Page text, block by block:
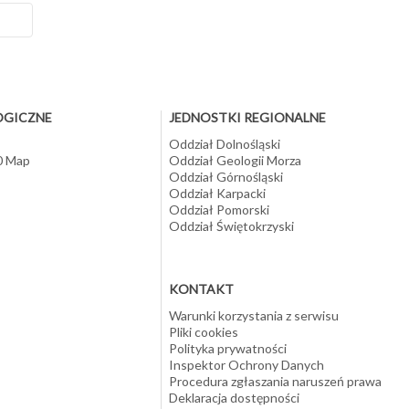
Map
JEDNOSTKI REGIONALNE
Oddział Dolnośląski
Oddział Geologii Morza
Oddział Górnośląski
Oddział Karpacki
Oddział Pomorski
Oddział Świętokrzyski
KONTAKT
Warunki korzystania z serwisu
Pliki cookies
Polityka prywatności
Inspektor Ochrony Danych
Procedura zgłaszania naruszeń prawa
Deklaracja dostępności